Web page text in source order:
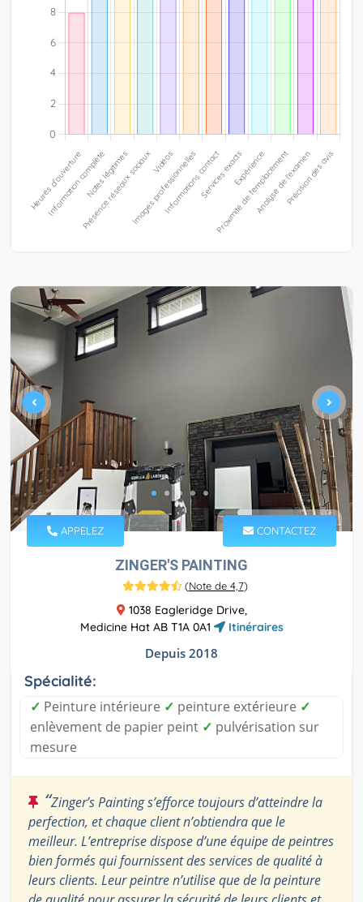
APPELEZ CONTACTEZ
ZINGER'S PAINTING
(Note de 4,7)
1038 Eagleridge Drive,
Medicine Hat AB T1A 0A1
Itinéraires
Depuis 2018
Spécialité:
✓ Peinture intérieure ✓ peinture extérieure ✓
enlèvement de papier peint ✓ pulvérisation sur
mesure
“Zinger’s Painting s’efforce toujours d’atteindre la
perfection, et chaque client n’obtiendra que le
meilleur. L’entreprise dispose d’une équipe de peintres
bien formés qui fournissent des services de qualité à
leurs clients. Leur peintre n’utilise que de la peinture